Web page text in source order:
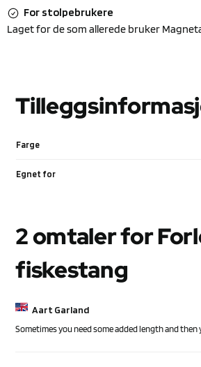
For stolpebrukere
Laget for de som allerede bruker
Farge
Egnet for
2 omtaler for
fiskestang
Aart Garland
Sometimes you need some added length and then